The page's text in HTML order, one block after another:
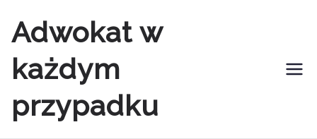
do
treści
Adwokat w
każdym
przypadku